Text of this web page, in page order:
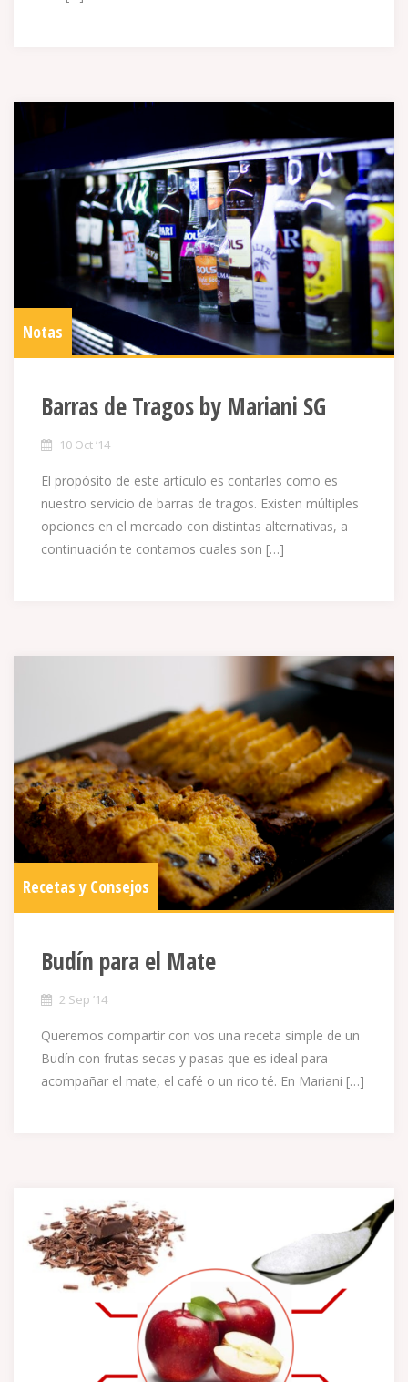
Notas
Barras de Tragos by Mariani SG
10 Oct ’14
El propósito de este artículo es contarles como es
nuestro servicio de barras de tragos. Existen múltiples
opciones en el mercado con distintas alternativas, a
continuación te contamos cuales son […]
Recetas y Consejos
Budín para el Mate
2 Sep ’14
Queremos compartir con vos una receta simple de un
Budín con frutas secas y pasas que es ideal para
acompañar el mate, el café o un rico té. En Mariani […]